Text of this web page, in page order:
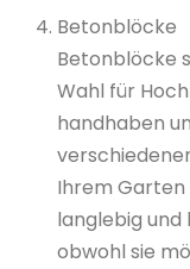
Betonblöcke
Betonblöcke
Wahl für
handhaben
Ihrem Garten
langlebig
obwohl sie